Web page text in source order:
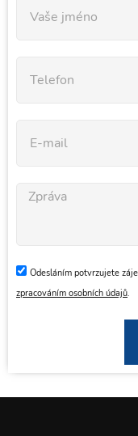
Odesláním potvrzujete
zpracováním osobních údajů.